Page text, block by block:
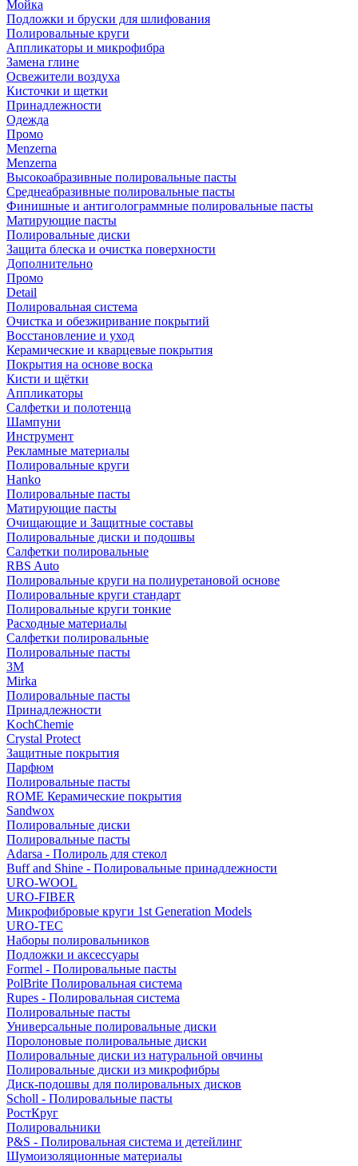
Мойка
Подложки и бруски для шлифования
Полировальные круги
Аппликаторы и микрофибра
Замена глине
Освежители воздуха
Кисточки и щетки
Принадлежности
Одежда
Промо
Menzerna
Menzerna
Высокоабразивные полировальные пасты
Среднеабразивные полировальные пасты
Финишные и антиголограммные полировальные пасты
Матирующие пасты
Полировальные диски
Защита блеска и очистка поверхности
Дополнительно
Промо
Detail
Полировальная система
Очистка и обезжиривание покрытий
Восстановление и уход
Керамические и кварцевые покрытия
Покрытия на основе воска
Кисти и щётки
Аппликаторы
Салфетки и полотенца
Шампуни
Инструмент
Рекламные материалы
Полировальные круги
Hanko
Полировальные пасты
Матирующие пасты
Очищающие и Защитные составы
Полировальные диски и подошвы
Салфетки полировальные
RBS Auto
Полировальные круги на полиуретановой основе
Полировальные круги стандарт
Полировальные круги тонкие
Расходные материалы
Салфетки полировальные
Полировальные пасты
3М
Mirka
Полировальные пасты
Принадлежности
KochChemie
Crystal Protect
Защитные покрытия
Парфюм
Полировальные пасты
ROME Керамические покрытия
Sandwox
Полировальные диски
Полировальные пасты
Adarsa - Полироль для стекол
Buff and Shine - Полировальные принадлежности
URO-WOOL
URO-FIBER
Микрофибровые круги 1st Generation Models
URO-TEC
Наборы полировальников
Подложки и аксессуары
Formel - Полировальные пасты
PolBrite Полировальная система
Rupes - Полировальная система
Полировальные пасты
Универсальные полировальные диски
Поролоновые полировальные диски
Полировальные диски из натуральной овчины
Полировальные диски из микрофибры
Диск-подошвы для полировальных дисков
Scholl - Полировальные пасты
РостКруг
Полировальники
P&S - Полировальная система и детейлинг
Шумоизоляционные материалы